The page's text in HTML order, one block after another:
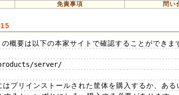
免責事項 問い
要は以下の本家サイトで確認することができま
server/
プリインストールされた筐体を購入するか、あ